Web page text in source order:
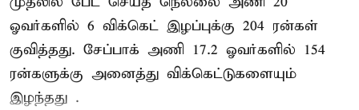
ஓவர்களில் 6 விக்கெட் இழப்புக்கு 204 ரன்கள்
குவித்தது. சேப்பாக் அணி 17.2 ஓவர்களில் 154
ரன்களுக்கு அனைத்து விக்கெட்டுகளையும்
இழந்தது .